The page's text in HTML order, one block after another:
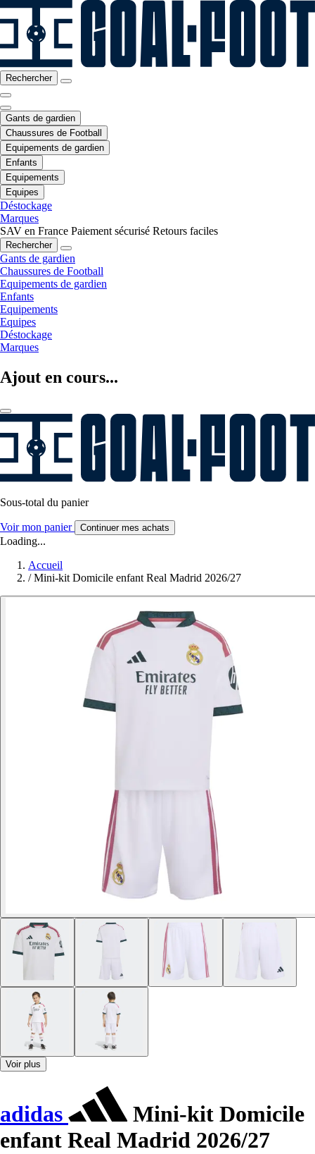
Rechercher
Gants de gardien
Chaussures de Football
Equipements de gardien
Enfants
Equipements
Equipes
Déstockage
Marques
SAV en France Paiement sécurisé Retours faciles
Rechercher
Gants de gardien
Chaussures de Football
Equipements de gardien
Enfants
Equipements
Equipes
Déstockage
Marques
Ajout en cours...
Sous-total du panier
Voir mon panier Continuer mes achats
Loading...
Accueil
/ Mini-kit Domicile enfant Real Madrid 2026/27
Voir plus
adidas
Mini-kit Domicile
enfant Real Madrid 2026/27